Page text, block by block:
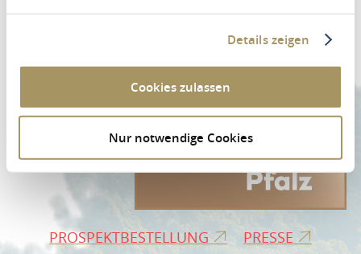
Details zeigen
Cookies zulassen
Nur notwendige Cookies
PROSPEKTBESTELLUNG PRESSE